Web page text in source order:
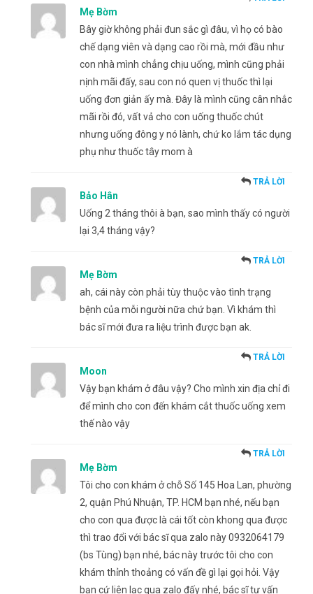
Mẹ Bờm
Bây giờ không phải đun sắc gì đâu, vì họ có bào
chế dạng viên và dạng cao rồi mà, mới đầu như
con nhà mình chẳng chịu uống, mình cũng phải
nịnh mãi đấy, sau con nó quen vị thuốc thì lại
uống đơn giản ấy mà. Đây là mình cũng cân nhắc
mãi rồi đó, vất vả cho con uống thuốc chút
nhưng uống đông y nó lành, chứ ko lắm tác dụng
phụ như thuốc tây mom à
Bảo Hân
TRẢ LỜI
Uống 2 tháng thôi à bạn, sao mình thấy có người
lại 3,4 tháng vậy?
Mẹ Bờm
TRẢ LỜI
ah, cái này còn phải tùy thuộc vào tình trạng
bệnh của mỗi người nữa chứ bạn. Vì khám thì
bác sĩ mới đưa ra liệu trình được bạn ak.
Moon
TRẢ LỜI
Vậy bạn khám ở đâu vậy? Cho mình xin địa chỉ đi
để mình cho con đến khám cắt thuốc uống xem
thế nào vậy
Mẹ Bờm
TRẢ LỜI
Tôi cho con khám ở chỗ Số 145 Hoa Lan, phường
2, quận Phú Nhuận, TP. HCM bạn nhé, nếu bạn
cho con qua được là cái tốt còn khong qua được
thì trao đổi với bác sĩ qua zalo này 0932064179
(bs Tùng) bạn nhé, bác này trước tôi cho con
khám thỉnh thoảng có vấn đề gì lại gọi hỏi. Vậy
bạn cứ liên lạc qua zalo đấy nhé, bác sĩ tư vấn